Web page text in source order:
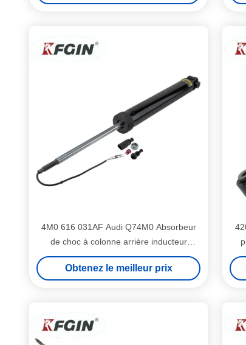
4M0 616 031AF Audi Q74M0 Absorbeur
de choc à colonne arrière inducteur
Absorbeur de choc hydraulique 4M0 616
031T
Obtenez le meilleur prix